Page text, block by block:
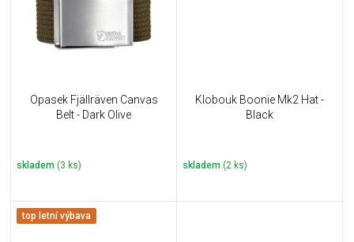
Opasek Fjällräven Canvas
Belt - Dark Olive
skladem (3 ks)
Klobouk Boonie Mk2 Hat -
Black
skladem (2 ks)
top letní výbava